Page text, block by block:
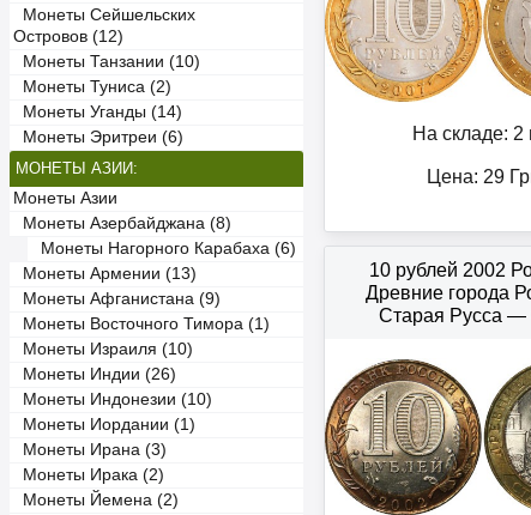
Монеты Сейшельских
Островов (12)
Монеты Танзании (10)
Монеты Туниса (2)
Монеты Уганды (14)
Монеты Эритреи (6)
МОНЕТЫ АЗИИ:
Монеты Азии
Монеты Азербайджана (8)
Монеты Нагорного Карабаха (6)
Монеты Армении (13)
Монеты Афганистана (9)
Монеты Восточного Тимора (1)
Монеты Израиля (10)
Монеты Индии (26)
Монеты Индонезии (10)
Монеты Иордании (1)
Монеты Ирана (3)
Монеты Ирака (2)
Монеты Йемена (2)
На складе: 2
Цена: 29
10 рублей 2002
Древние города
Старая Русса